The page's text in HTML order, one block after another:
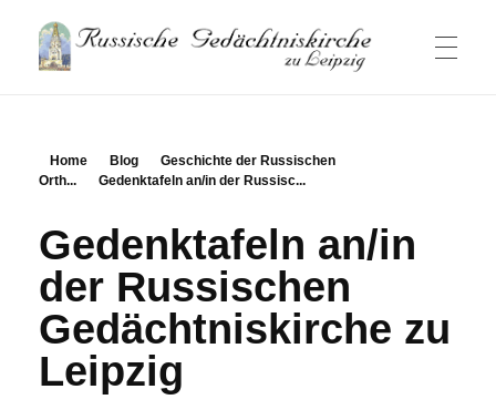
Home Blog
Geschichte der Russischen
Orth...
Gedenktafeln an/in der Russisc...
Gedenktafeln an/in
der Russischen
Gedächtniskirche zu
Leipzig